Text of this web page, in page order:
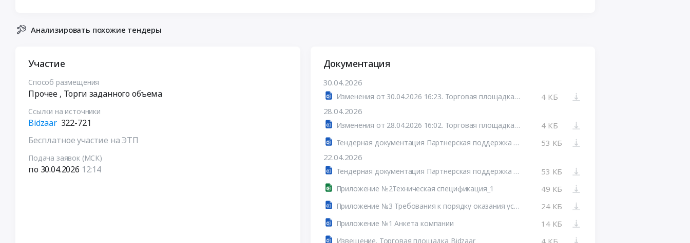
Анализировать похожие тендеры
Участие
Способ размещения
Прочее , Торги заданного объема
Ссылки на источники
Bidzaar 322-721
Бесплатное участие на ЭТП
Подача заявок (МСК)
по 30.04.2026 12:14
Документация
30.04.2026
Изменения от 30.04.2026 16:23. Торговая площадка Bidzaar
4 КБ
28.04.2026
Изменения от 28.04.2026 16:02. Торговая площадка Bidzaar 4 КБ
Тендерная документация Партнерская поддержка Opensearch v2
53 КБ
22.04.2026
Тендерная документация Партнерская поддержка Opensearch 53 КБ
Приложение №2Техническая спецификация_1 49 КБ
Приложение №3 Требования к порядку оказания услуг 24 КБ
Приложение №1 Анкета компании 14 КБ
Извещение. Торговая площадка Bidzaar 4 КБ